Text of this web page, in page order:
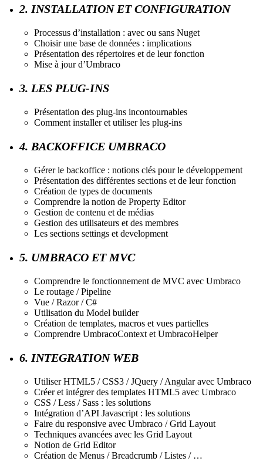
2. INSTALLATION ET CONFIGURATION
Processus d’installation : avec ou sans Nuget
Choisir une base de données : implications
Présentation des répertoires et de leur fonction
Mise à jour d’Umbraco
3. LES PLUG-INS
Présentation des plug-ins incontournables
Comment installer et utiliser les plug-ins
4. BACKOFFICE UMBRACO
Gérer le backoffice : notions clés pour le développement
Présentation des différentes sections et de leur fonction
Création de types de documents
Comprendre la notion de Property Editor
Gestion de contenu et de médias
Gestion des utilisateurs et des membres
Les sections settings et development
5. UMBRACO ET MVC
Comprendre le fonctionnement de MVC avec Umbraco
Le routage / Pipeline
Vue / Razor / C#
Utilisation du Model builder
Création de templates, macros et vues partielles
Comprendre UmbracoContext et UmbracoHelper
6. INTEGRATION WEB
Utiliser HTML5 / CSS3 / JQuery / Angular avec Umbraco
Créer et intégrer des templates HTML5 avec Umbraco
CSS / Less / Sass : les solutions
Intégration d’API Javascript : les solutions
Faire du responsive avec Umbraco / Grid Layout
Techniques avancées avec les Grid Layout
Notion de Grid Editor
Création de Menus / Breadcrumb / Listes / …